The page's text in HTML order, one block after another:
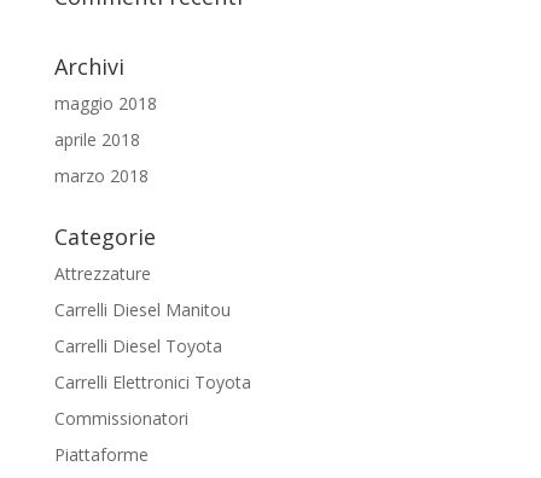
Archivi
maggio 2018
aprile 2018
marzo 2018
Categorie
Attrezzature
Carrelli Diesel Manitou
Carrelli Diesel Toyota
Carrelli Elettronici Toyota
Commissionatori
Piattaforme